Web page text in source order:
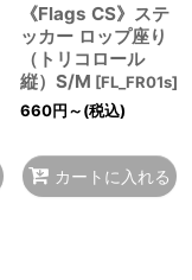
《Flags CS》ステ
ッカー ロップ座り
（トリコロール
縦）S/M [FL_FR01s]
660円～(税込)
カートに入れる